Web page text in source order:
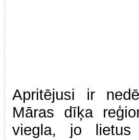
Apritējusi ir
Māras dīķa
viegla, jo